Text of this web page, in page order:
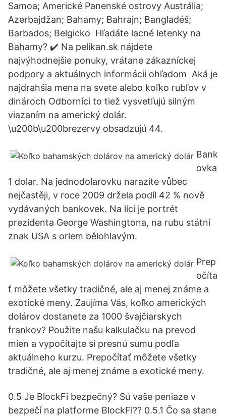
Samoa; Americké Panenské ostrovy Austrália;
Azerbajdžan; Bahamy; Bahrajn; Bangladéš;
Barbados; Belgicko Hľadáte lacné letenky na
Bahamy? ✔️ Na pelikan.sk nájdete
najvýhodnejšie ponuky, vrátane zákazníckej
podpory a aktuálnych informácii ohľadom Aká je
najdrahšia mena na svete alebo koľko rubľov v
dinároch Odborníci to tiež vysvetľujú silným
viazaním na americký dolár.
\u200b\u200brezervy obsadzujú 44.
Bank
ovka
1 dolar. Na jednodolarovku narazíte vůbec
nejčastěji, v roce 2009 držela podíl 42 % nově
vydávaných bankovek. Na líci je portrét
prezidenta George Washingtona, na rubu státní
znak USA s orlem bělohlavým.
Prep
očíta
ť môžete všetky tradičné, ale aj menej známe a
exotické meny. Zaujíma Vás, koľko amerických
dolárov dostanete za 1000 švajčiarskych
frankov? Použite našu kalkulačku na prevod
mien a vypočítajte si presnú sumu podľa
aktuálneho kurzu. Prepočítať môžete všetky
tradičné, ale aj menej známe a exotické meny.
0.5 Je BlockFi bezpečný? Sú vaše peniaze v
bezpečí na platforme BlockFi?? 0.5.1 Čo sa stane